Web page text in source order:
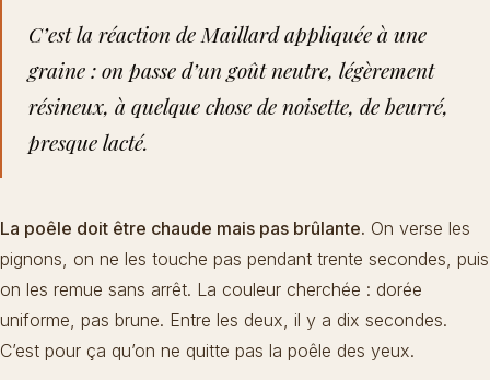
C’est la réaction de Maillard appliquée à une
graine : on passe d’un goût neutre, légèrement
résineux, à quelque chose de noisette, de beurré,
presque lacté.
La poêle doit être chaude mais pas brûlante. On verse les
pignons, on ne les touche pas pendant trente secondes, puis
on les remue sans arrêt. La couleur cherchée : dorée
uniforme, pas brune. Entre les deux, il y a dix secondes.
C’est pour ça qu’on ne quitte pas la poêle des yeux.